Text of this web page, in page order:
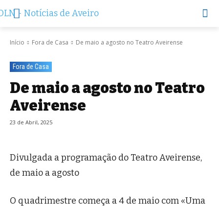
Início Fora de Casa De maio a agosto no Teatro Aveirense
Fora de Casa
De maio a agosto no Teatro
Aveirense
23 de Abril, 2025
Divulgada a programação do Teatro Aveirense,
de maio a agosto
O quadrimestre começa a 4 de maio com «Uma